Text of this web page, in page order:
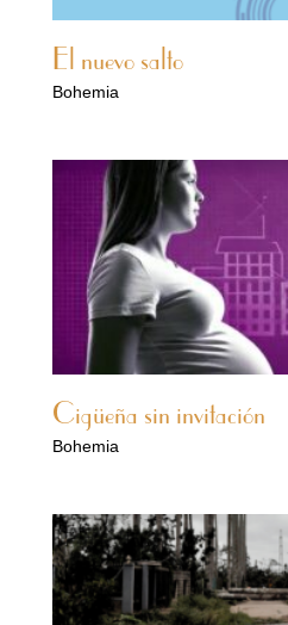
El nuevo salto
Bohemia
Cigüeña sin invitación
Bohemia